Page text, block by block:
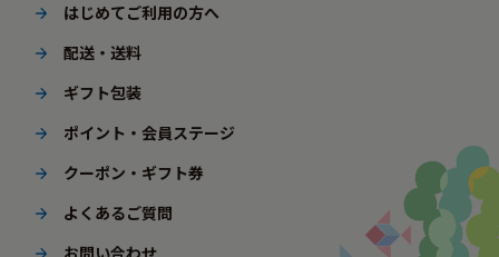
はじめてご利用の方へ
配送・送料
ギフト包装
ポイント・会員ステージ
クーポン・ギフト券
よくあるご質問